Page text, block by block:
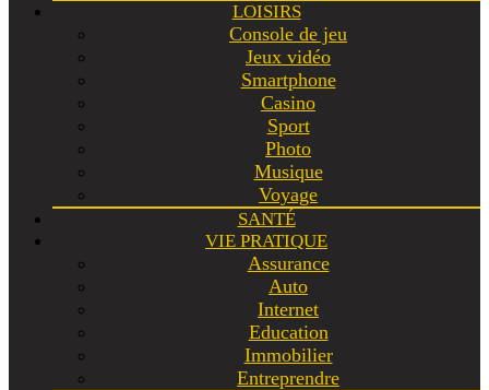
LOISIRS
Console de jeu
Jeux vidéo
Smartphone
Casino
Sport
Photo
Musique
Voyage
SANTÉ
VIE PRATIQUE
Assurance
Auto
Internet
Education
Immobilier
Entreprendre